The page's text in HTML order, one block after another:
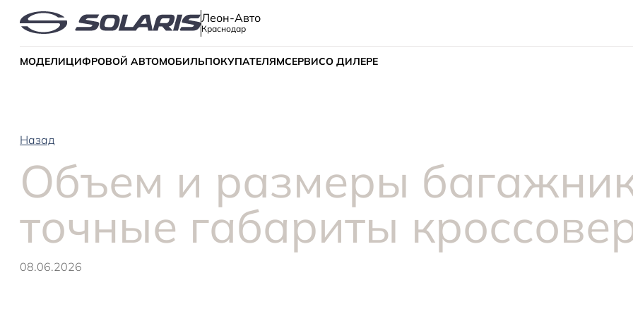
Леон-Авто
Краснодар
МОДЕЛИЦИФРОВОЙ АВТОМОБИЛЬПОКУПАТЕЛЯМСЕРВИСО ДИЛЕРЕ
Назад
Объем и размеры
точные габариты
08.06.2026